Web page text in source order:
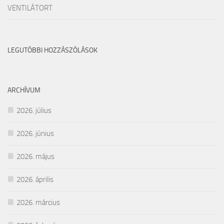
VENTILÁTORT
LEGUTÓBBI HOZZÁSZÓLÁSOK
ARCHÍVUM
2026. július
2026. június
2026. május
2026. április
2026. március